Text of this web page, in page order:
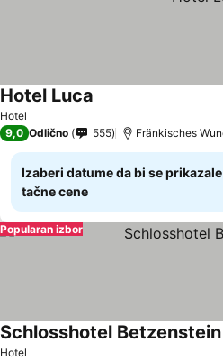
Hotel
Hotel Luca
9,0 Odlično 555
Izaberi datume da bi se prikazale
tačne cene
Popularan izbor
Hotel
Schlosshotel Betzenstein